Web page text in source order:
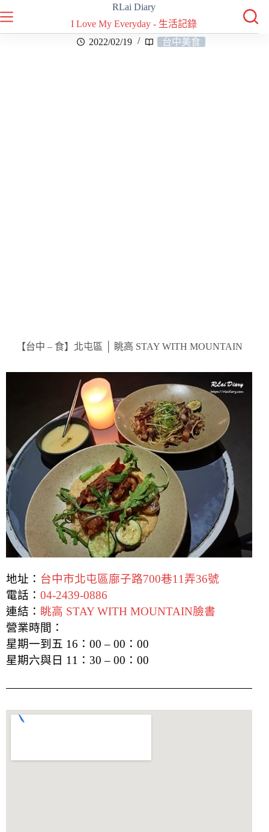
RLai Diary
I Love My Everyday - 生活記錄
2022/02/19
台中美食
【台中 – 食】北屯區 │ 眺高 STAY WITH MOUNTAIN
地址： 台中市北屯區廍子路700巷11弄36號
電話： 04-2439-0886
連結： 眺高 STAY WITH MOUNTAIN臉書
營業時間：
星期一到五 16：00 – 00：00
星期六與日 11：30 – 00：00